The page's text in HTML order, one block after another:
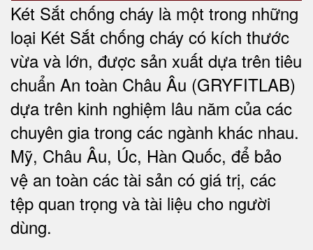
Két Sắt chống cháy là một trong những
loại Két Sắt chống cháy có kích thước
vừa và lớn, được sản xuất dựa trên tiêu
chuẩn An toàn Châu Âu (GRYFITLAB)
dựa trên kinh nghiệm lâu năm của các
chuyên gia trong các ngành khác nhau.
Mỹ, Châu Âu, Úc, Hàn Quốc, để bảo
vệ an toàn các tài sản có giá trị, các
tệp quan trọng và tài liệu cho người
dùng.